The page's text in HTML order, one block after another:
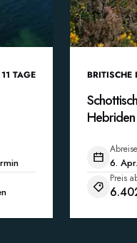
11 TAGE BRITISCHE
Hebriden
6.
Preis